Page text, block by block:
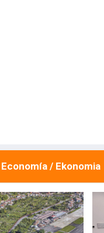
Economía / Ekonomia